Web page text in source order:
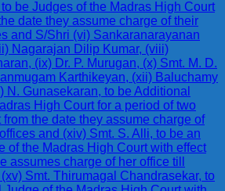
be Judges of the Madras High Court
date they assume charge of their
and S/Shri (vi) Sankaranarayanan
Nagarajan Dilip Kumar, (viii)
(ix) Dr. P. Murugan, (x) Smt. M. D.
Karthikeyan, (xii) Baluchamy
N. Gunasekaran, to be Additional
High Court for a period of two
the date they assume charge of
and (xiv) Smt. S. Alli, to be an
of the Madras High Court with effect
assumes charge of her office till
Smt. Thirumagal Chandrasekar, to